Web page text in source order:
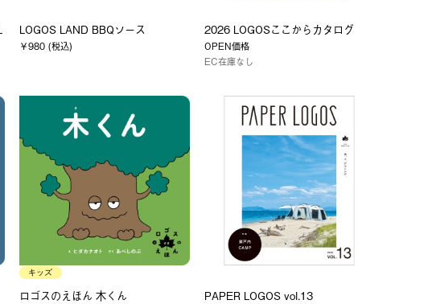
LOGOS LAND BBQソース
￥980 (税込)
2026 LOGOSここからカタログ
OPEN価格
EC在庫なし
キッズ
ロゴスのえほん 木くん PAPER LOGOS vol.13